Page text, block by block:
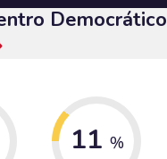
Democrático
11 %